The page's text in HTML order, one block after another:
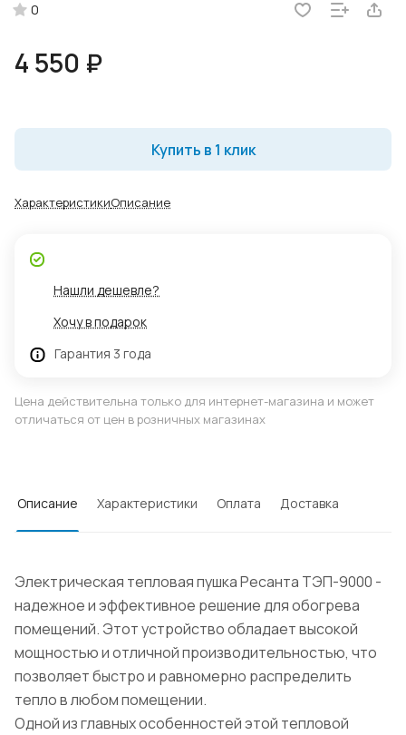
0
4 550 ₽
Купить в 1 клик
ХарактеристикиОписание
Нашли дешевле?
Хочу в подарок
Гарантия 3 года
Цена действительна только для интернет-магазина и может
отличаться от цен в розничных магазинах
Описание Характеристики Оплата Доставка
Электрическая тепловая пушка Ресанта ТЭП-9000 -
надежное и эффективное решение для обогрева
помещений. Этот устройство обладает высокой
мощностью и отличной производительностью, что
позволяет быстро и равномерно распределить
тепло в любом помещении.
Одной из главных особенностей этой тепловой